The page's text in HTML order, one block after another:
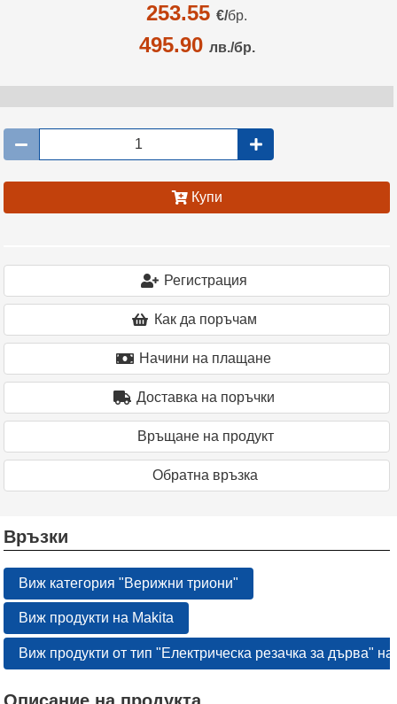
253.55 €/бр.
495.90 лв./бр.
Купи
Регистрация
Как да поръчам
Начини на плащане
Доставка на поръчки
Връщане на продукт
Oбратна връзка
Връзки
Виж категория "Верижни триони"
Виж продукти на Makita
Виж продукти от тип "Електрическа резачка за дърва"
Описание на продукта